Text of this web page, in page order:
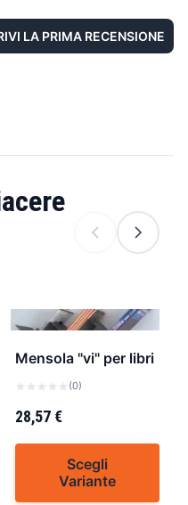
LA PRIMA RECENSIONE
Mensola "vi" per libri
(0)
28,57 €
Scegli
Variante